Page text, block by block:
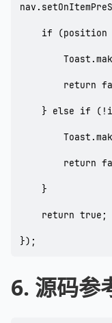
if (position
return
} else if
return
    }
    return true;
});
6. 源码参